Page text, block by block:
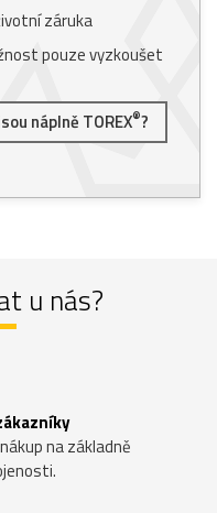
záruka
pouze vyzkoušet
náplně TOREX®?
u nás?
na základně